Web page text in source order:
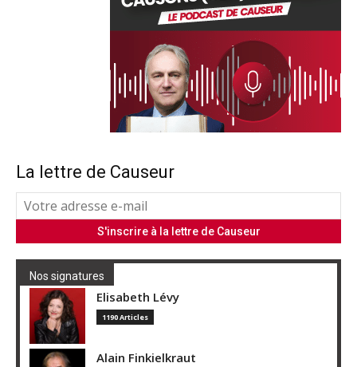
La lettre de Causeur
Nos signatures
Elisabeth Lévy
1190 Articles
Alain Finkielkraut